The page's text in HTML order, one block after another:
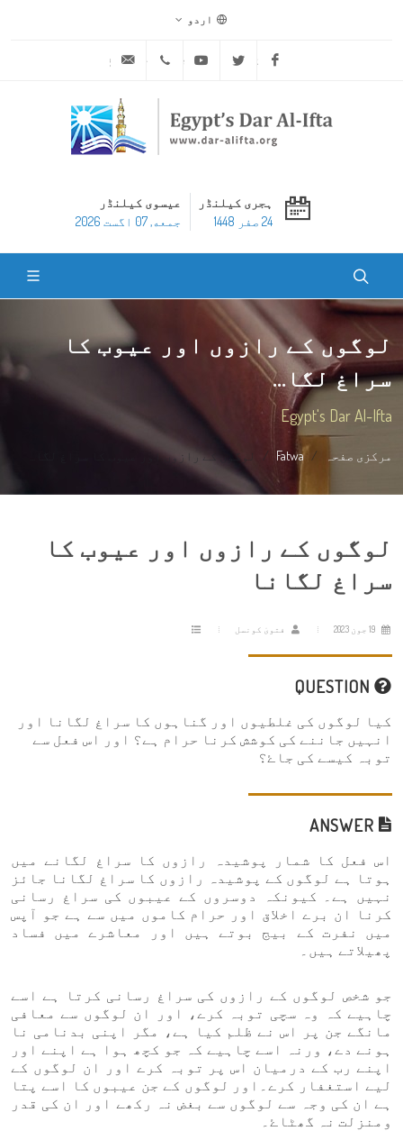
اردو
Facebook
Twitter
Youtube
ہجری کیلنڈر
24 صفر 1448
عیسوی کیلنڈر
جمعه, 07 اگست 2026
لوگوں کے رازوں اور عیوب کا
سراغ لگا...
Egypt's Dar Al-Ifta
مرکزی صفحہ Fatwa لوگوں کے رازوں اور عیوب کا سراغ لگا...
لوگوں کے رازوں اور عیوب کا
سراغ لگانا
فتویٰ کونسل
کیا لوگوں کی غلطیوں اور گناہوں کا سراغ لگانا اور
انہیں جاننے کی کوشش کرنا حرام ہے؟ اور اس فعل سے
توبہ کیسے کی جاۓ؟
اس فعل کا شمار پوشیدہ رازوں کا سراغ لگانے میں
ہوتا ہے لوگوں کے پوشیدہ رازوں کا سراغ لگانا جائز
نہیں ہے۔ کیونکہ دوسروں کے عیبوں کی سراغ رسانی
کرنا ان برے اخلاق اور حرام کاموں میں سے ہے جو آپس
میں نفرت کے بیج بوتے ہیں اور معاشرے میں فساد
پھیلاتے ہیں۔
جو شخص لوگوں کے رازوں کی سراغ رسانی کرتا ہے اسے
چاہیے کہ وہ سچی توبہ کرے، اور ان لوگوں سے معافی
مانگے جن پر اس نے ظلم کیا ہے، مگر اپنی بدنامی نا
ہونے دے، ورنہ اسے چاہیے کہ جو کچھ ہوا ہے اپنے اور
اپنے رب کے درمیان اس پر توبہ کرے اور ان لوگوں کے
لیے استغفار کرے۔اور لوگوں کے جن عیبوں کا اسے پتا
ہے ان کی وجہ سے لوگوں سے بغض نہ رکھے اور ان کی قدر
ومنزلت نہ گھٹاۓ۔